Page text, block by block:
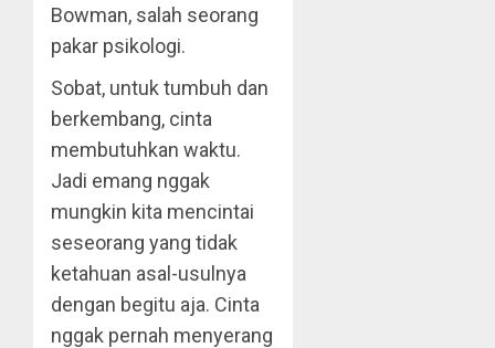
Bowman, salah seorang
pakar psikologi.
Sobat, untuk tumbuh dan
berkembang, cinta
membutuhkan waktu.
Jadi emang nggak
mungkin kita mencintai
seseorang yang tidak
ketahuan asal-usulnya
dengan begitu aja. Cinta
nggak pernah menyerang